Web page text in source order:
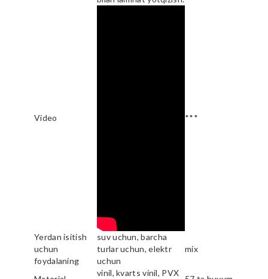
Video ***
Yerdan isitish
uchun
foydalaning
suv uchun, barcha
turlar uchun, elektr
uchun
mix
vinil, kvarts vinil, PVX